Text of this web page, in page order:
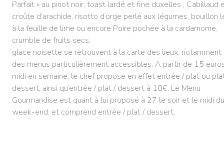
Parfait » au pinot noir, toast lardé et fine duxelles ; Cabillaud
croûte d’arachide, risotto d’orge perlé aux légumes, bouillon
à la feuille de lime ou encore Poire pochée à la cardamome,
crumble de fruits secs,
glace noisette se retrouvent à la carte des lieux, notamment
des menus particulièrement accessibles. A partir de 15
midi en semaine, le chef propose en effet entrée / plat ou
dessert, ainsi qu’entrée / plat / dessert à 18€. Le Menu
Gourmandise est quant à lui proposé à 27 le soir et le midi du
week-end, et comprend entrée / plat / dessert.